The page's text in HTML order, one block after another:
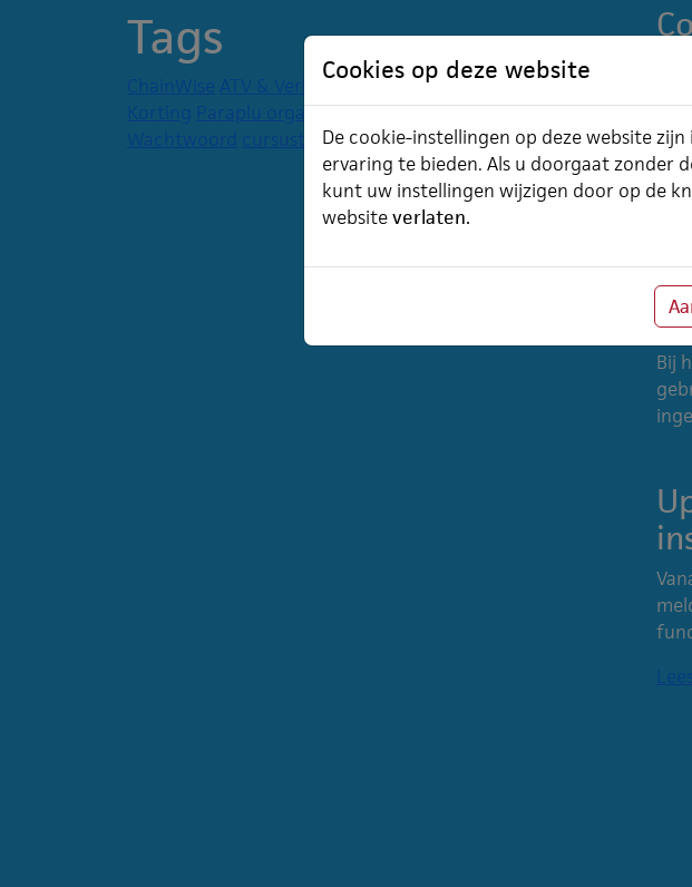
Tags
ChainWise ATV & Verlof Inloggen Boektarief
Korting Paraplu organisatieValideren
Wachtwoord
cursustijden agenda
te
Bij
Cookies op deze website
De cookie-instellingen op deze website
ervaring te bieden. Als u doorgaat zonder
kunt uw instellingen wijzigen door op de
websiteverlaten.